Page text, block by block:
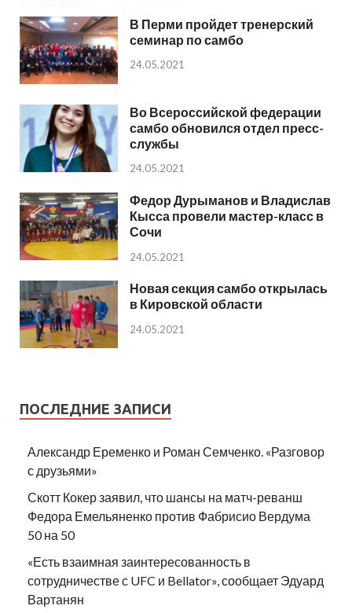
В Перми пройдет тренерский
семинар по самбо
24.05.2021
Во Всероссийской федерации
самбо обновился отдел пресс-
службы
24.05.2021
Федор Дурыманов и Владислав
Кысса провели мастер-класс в
Сочи
24.05.2021
Новая секция самбо открылась
в Кировской области
24.05.2021
ПОСЛЕДНИЕ ЗАПИСИ
Александр Еременко и Роман Семченко. «Разговор
с друзьями»
Скотт Кокер заявил, что шансы на матч-реванш
Федора Емельяненко против Фабрисио Вердума
50 на 50
«Есть взаимная заинтересованность в
сотрудничестве с UFC и Bellator», сообщает Эдуард
Вартанян